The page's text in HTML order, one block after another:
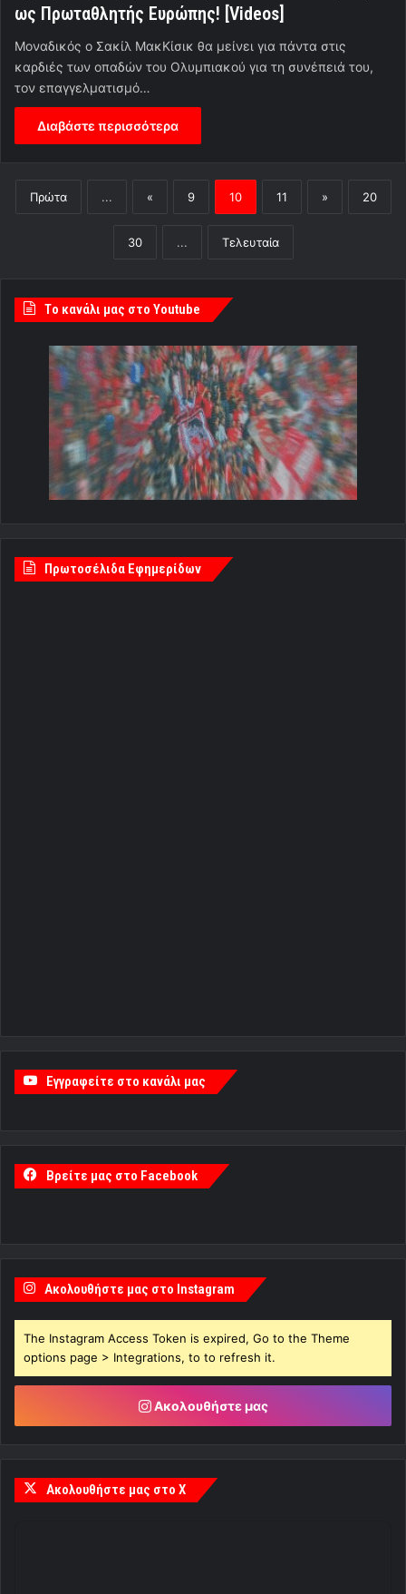
ως Πρωταθλητής Ευρώπης! [Videos]
Μοναδικός ο Σακίλ ΜακΚίσικ θα μείνει για πάντα στις
καρδιές των οπαδών του Ολυμπιακού για τη συνέπειά του,
τον επαγγελματισμό…
Διαβάστε περισσότερα
Πρώτα ... « 9 10 11 » 20
30 ... Τελευταία
Tο κανάλι μας στο Youtube
Πρωτοσέλιδα Εφημερίδων
Εγγραφείτε στο κανάλι μας
Βρείτε μας στο Facebook
Ακολουθήστε μας στο Instagram
The Instagram Access Token is expired, Go to the Theme
options page > Integrations, to to refresh it.
Ακολουθήστε μας
Ακολουθήστε μας στο X